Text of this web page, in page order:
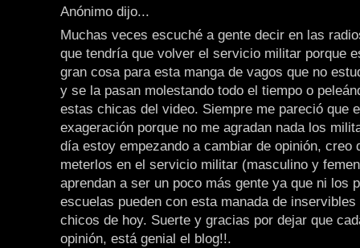
Anónimo dijo...
Muchas veces escuché a gente decir en las
que tendría que volver el servicio militar porque
gran cosa para esta manga de vagos que no
y se la pasan molestando todo el tiempo o
estas chicas del video. Siempre me pareció que
exageración porque no me agradan nada los
día estoy empezando a cambiar de opinión, creo
meterlos en el servicio militar (masculino y
aprendan a ser un poco más gente ya que ni los
escuelas pueden con esta manada de
chicos de hoy. Suerte y gracias por dejar que
opinión, está genial el blog!!.